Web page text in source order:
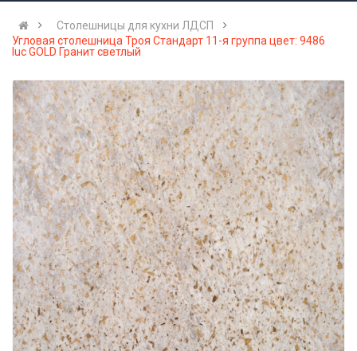
Cтолешницы для кухни ЛДСП
Угловая столешница Троя Стандарт 11-я группа цвет: 9486
luc GOLD Гранит светлый